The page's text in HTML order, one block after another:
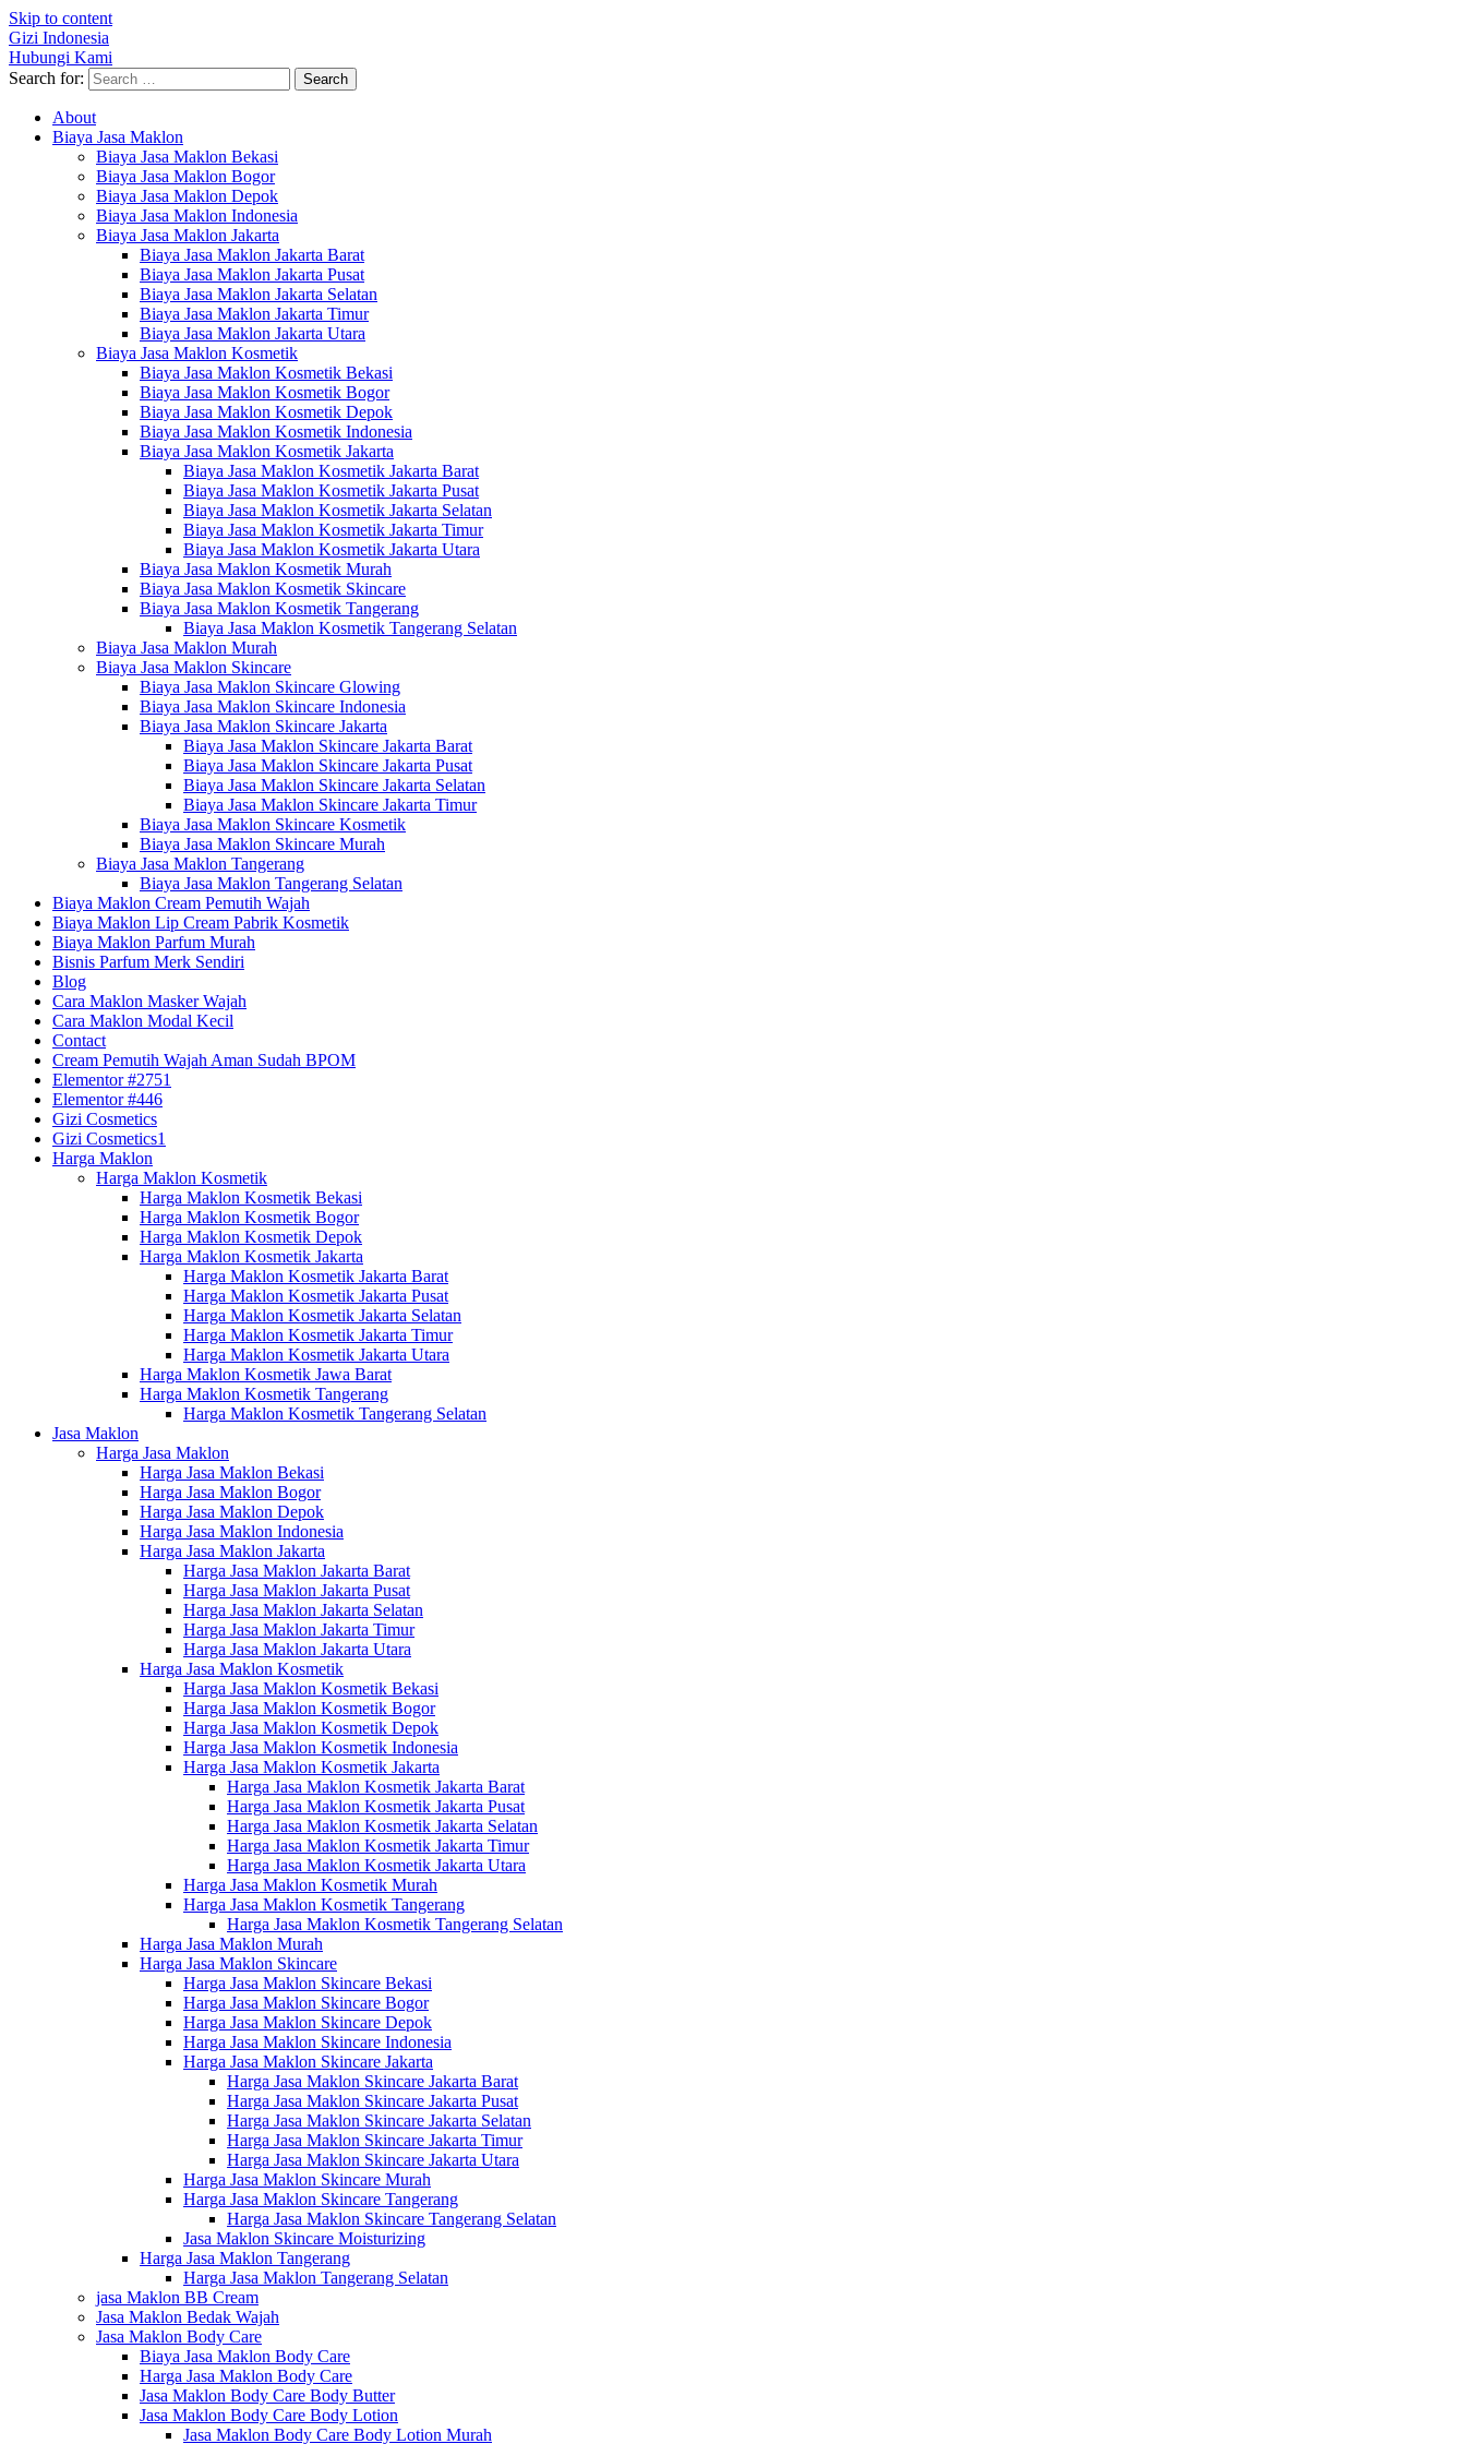
Skip to content
Gizi Indonesia
Hubungi Kami
Search for:
About
Biaya Jasa Maklon
Biaya Jasa Maklon Bekasi
Biaya Jasa Maklon Bogor
Biaya Jasa Maklon Depok
Biaya Jasa Maklon Indonesia
Biaya Jasa Maklon Jakarta
Biaya Jasa Maklon Jakarta Barat
Biaya Jasa Maklon Jakarta Pusat
Biaya Jasa Maklon Jakarta Selatan
Biaya Jasa Maklon Jakarta Timur
Biaya Jasa Maklon Jakarta Utara
Biaya Jasa Maklon Kosmetik
Biaya Jasa Maklon Kosmetik Bekasi
Biaya Jasa Maklon Kosmetik Bogor
Biaya Jasa Maklon Kosmetik Depok
Biaya Jasa Maklon Kosmetik Indonesia
Biaya Jasa Maklon Kosmetik Jakarta
Biaya Jasa Maklon Kosmetik Jakarta Barat
Biaya Jasa Maklon Kosmetik Jakarta Pusat
Biaya Jasa Maklon Kosmetik Jakarta Selatan
Biaya Jasa Maklon Kosmetik Jakarta Timur
Biaya Jasa Maklon Kosmetik Jakarta Utara
Biaya Jasa Maklon Kosmetik Murah
Biaya Jasa Maklon Kosmetik Skincare
Biaya Jasa Maklon Kosmetik Tangerang
Biaya Jasa Maklon Kosmetik Tangerang Selatan
Biaya Jasa Maklon Murah
Biaya Jasa Maklon Skincare
Biaya Jasa Maklon Skincare Glowing
Biaya Jasa Maklon Skincare Indonesia
Biaya Jasa Maklon Skincare Jakarta
Biaya Jasa Maklon Skincare Jakarta Barat
Biaya Jasa Maklon Skincare Jakarta Pusat
Biaya Jasa Maklon Skincare Jakarta Selatan
Biaya Jasa Maklon Skincare Jakarta Timur
Biaya Jasa Maklon Skincare Kosmetik
Biaya Jasa Maklon Skincare Murah
Biaya Jasa Maklon Tangerang
Biaya Jasa Maklon Tangerang Selatan
Biaya Maklon Cream Pemutih Wajah
Biaya Maklon Lip Cream Pabrik Kosmetik
Biaya Maklon Parfum Murah
Bisnis Parfum Merk Sendiri
Blog
Cara Maklon Masker Wajah
Cara Maklon Modal Kecil
Contact
Cream Pemutih Wajah Aman Sudah BPOM
Elementor #2751
Elementor #446
Gizi Cosmetics
Gizi Cosmetics1
Harga Maklon
Harga Maklon Kosmetik
Harga Maklon Kosmetik Bekasi
Harga Maklon Kosmetik Bogor
Harga Maklon Kosmetik Depok
Harga Maklon Kosmetik Jakarta
Harga Maklon Kosmetik Jakarta Barat
Harga Maklon Kosmetik Jakarta Pusat
Harga Maklon Kosmetik Jakarta Selatan
Harga Maklon Kosmetik Jakarta Timur
Harga Maklon Kosmetik Jakarta Utara
Harga Maklon Kosmetik Jawa Barat
Harga Maklon Kosmetik Tangerang
Harga Maklon Kosmetik Tangerang Selatan
Jasa Maklon
Harga Jasa Maklon
Harga Jasa Maklon Bekasi
Harga Jasa Maklon Bogor
Harga Jasa Maklon Depok
Harga Jasa Maklon Indonesia
Harga Jasa Maklon Jakarta
Harga Jasa Maklon Jakarta Barat
Harga Jasa Maklon Jakarta Pusat
Harga Jasa Maklon Jakarta Selatan
Harga Jasa Maklon Jakarta Timur
Harga Jasa Maklon Jakarta Utara
Harga Jasa Maklon Kosmetik
Harga Jasa Maklon Kosmetik Bekasi
Harga Jasa Maklon Kosmetik Bogor
Harga Jasa Maklon Kosmetik Depok
Harga Jasa Maklon Kosmetik Indonesia
Harga Jasa Maklon Kosmetik Jakarta
Harga Jasa Maklon Kosmetik Jakarta Barat
Harga Jasa Maklon Kosmetik Jakarta Pusat
Harga Jasa Maklon Kosmetik Jakarta Selatan
Harga Jasa Maklon Kosmetik Jakarta Timur
Harga Jasa Maklon Kosmetik Jakarta Utara
Harga Jasa Maklon Kosmetik Murah
Harga Jasa Maklon Kosmetik Tangerang
Harga Jasa Maklon Kosmetik Tangerang Selatan
Harga Jasa Maklon Murah
Harga Jasa Maklon Skincare
Harga Jasa Maklon Skincare Bekasi
Harga Jasa Maklon Skincare Bogor
Harga Jasa Maklon Skincare Depok
Harga Jasa Maklon Skincare Indonesia
Harga Jasa Maklon Skincare Jakarta
Harga Jasa Maklon Skincare Jakarta Barat
Harga Jasa Maklon Skincare Jakarta Pusat
Harga Jasa Maklon Skincare Jakarta Selatan
Harga Jasa Maklon Skincare Jakarta Timur
Harga Jasa Maklon Skincare Jakarta Utara
Harga Jasa Maklon Skincare Murah
Harga Jasa Maklon Skincare Tangerang
Harga Jasa Maklon Skincare Tangerang Selatan
Jasa Maklon Skincare Moisturizing
Harga Jasa Maklon Tangerang
Harga Jasa Maklon Tangerang Selatan
jasa Maklon BB Cream
Jasa Maklon Bedak Wajah
Jasa Maklon Body Care
Biaya Jasa Maklon Body Care
Harga Jasa Maklon Body Care
Jasa Maklon Body Care Body Butter
Jasa Maklon Body Care Body Lotion
Jasa Maklon Body Care Body Lotion Murah